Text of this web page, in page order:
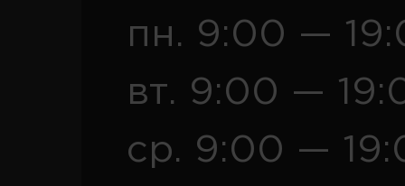
пн. 9:00 —
вт. 9:00 —
ср. 9:00 —